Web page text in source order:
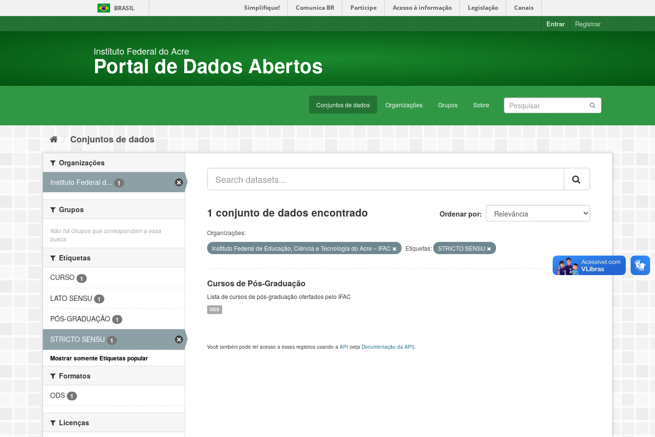
BRASIL Simplifique! Comunica BR Participe Acesso à informação Legislação Canais
Entrar Registrar
Instituto Federal do Acre
Portal de Dados Abertos
Conjuntos de dados Organizações Grupos Sobre
Conjuntos de dados
Organizações
Instituto Federal d...
1
Grupos
Não há Grupos que correspondam a essa
busca
Etiquetas
CURSO
1
LATO SENSU 1
PÓS-GRADUAÇÃO 1
STRICTO SENSU
1
Mostrar somente Etiquetas popular
Formatos
ODS
1
Licenças
Ordenar por
1 conjunto de dados encontrado
Organizações:
Instituto Federal de Educação, Ciência e Tecnologia do Acre – IFAC
Etiquetas: STRICTO SENSU
Cursos de Pós-Graduação
Lista de cursos de pós-graduação ofertados pelo IFAC
ODS
Você também pode ter acesso a esses registros usando a API (veja Documentação da API).